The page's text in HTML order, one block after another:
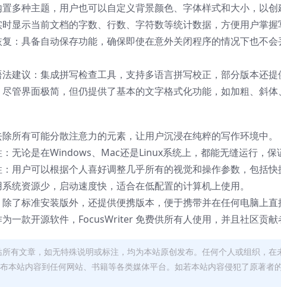
多种主题，用户也可以自定义背景颜色、字体样式和大小，以创
显示当前文档的字数、行数、字符数等统计数据，方便用户掌握
：具备自动保存功能，确保即使在意外关闭程序的情况下也不
建议：集成拼写检查工具，支持多语言拼写校正，部分版本还提
管界面极简，但仍提供了基本的文字格式化功能，如加粗、斜体
所有可能分散注意力的元素，让用户沉浸在纯粹的写作环境中。
无论是在Windows、Mac还是Linux系统上，都能无缝运行，保
用户可以根据个人喜好调整几乎所有的视觉和操作参数，包括快
统资源少，启动速度快，适合在低配置的计算机上使用。
了标准安装版外，还提供便携版本，便于携带并在任何电脑上直
一款开源软件，FocusWriter 免费供所有人使用，并且社区贡献
所有文章，如无特殊说明或标注，均为本站原创发布。任何个人或组织，
本站内容到任何网站、书籍等各类媒体平台。如若本站内容侵犯了原著者